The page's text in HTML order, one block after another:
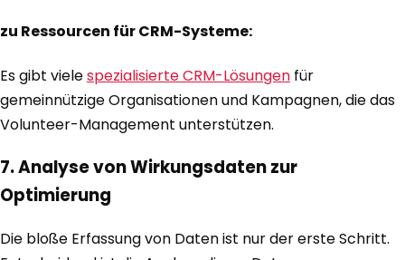
zu Ressourcen für CRM-Systeme:
Es gibt vielespezialisierte CRM-Lösungen für
gemeinnützige Organisationen und Kampagnen, die das
Volunteer-Management unterstützen.
7. Analyse von Wirkungsdaten zur
Optimierung
Die bloße Erfassung von Daten ist nur der erste Schritt.